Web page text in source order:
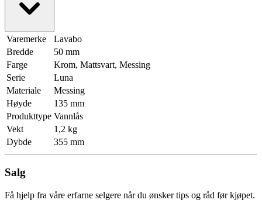
Varemerke
Lavabo
Bredde
50 mm
Farge
Krom, Mattsvart, Messing
Serie
Luna
Materiale
Messing
Høyde
135 mm
Produkttype Vannlås
Vekt
1,2 kg
Dybde
355 mm
Salg
Få hjelp fra våre erfarne selgere når du ønsker tips og råd før kjøpet.